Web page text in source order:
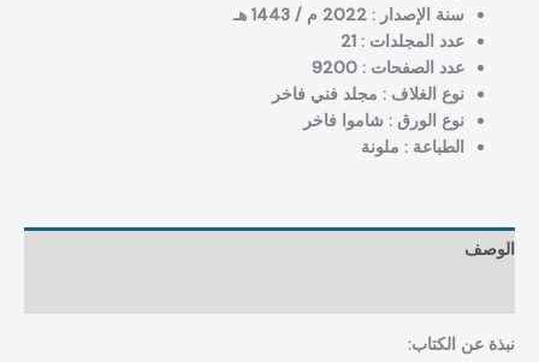
سنة الإصدار : 2022 م / 1443 هـ
عدد المجلدات : 21
عدد الصفحات : 9200
نوع الغلاف : مجلد فني فاخر
نوع الورق : شاموا فاخر
الطباعة : ملونة
الوصف
نبذة عن الكتاب: